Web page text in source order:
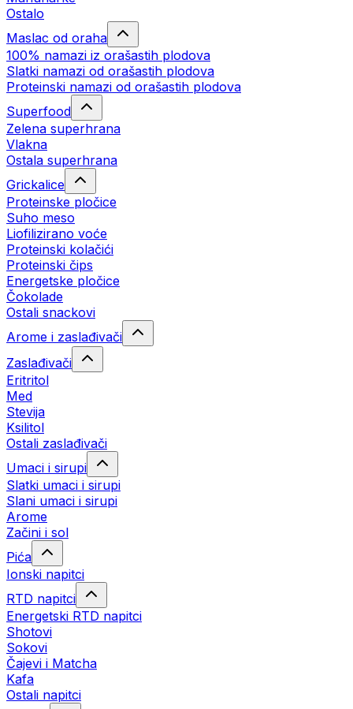
Ostalo
Maslac od oraha
100% namazi iz orašastih plodova
Slatki namazi od orašastih plodova
Proteinski namazi od orašastih plodova
Superfood
Zelena superhrana
Vlakna
Ostala superhrana
Grickalice
Proteinske pločice
Suho meso
Liofilizirano voće
Proteinski kolačići
Proteinski čips
Energetske pločice
Čokolade
Ostali snackovi
Arome i zaslađivači
Zaslađivači
Eritritol
Med
Stevija
Ksilitol
Ostali zaslađivači
Umaci i sirupi
Slatki umaci i sirupi
Slani umaci i sirupi
Arome
Začini i sol
Pića
Ionski napitci
RTD napitci
Energetski RTD napitci
Shotovi
Sokovi
Čajevi i Matcha
Kafa
Ostali napitci